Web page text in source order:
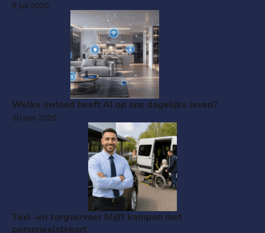
9 juli 2026
Welke invloed heeft AI op ons dagelijks leven?
30 juni 2026
Taxi -en zorgvervoer blijft kampen met
personeelstekort